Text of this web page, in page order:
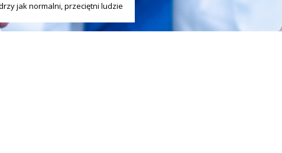
jak normalni, przeciętni ludzie